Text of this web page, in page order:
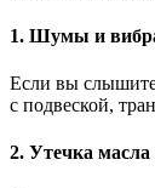
1. Шумы и
Если вы
с подвеской,
2. Утечка масла